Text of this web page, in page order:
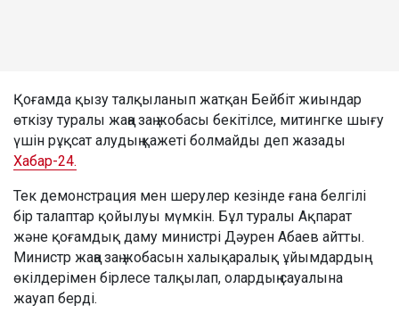
Қоғамда қызу талқыланып жатқан Бейбіт жиындар
өткізу туралы жаңа заң жобасы бекітілсе, митингке шығу
үшін рұқсат алудың қажеті болмайды деп жазады
Хабар-24.
Тек демонстрация мен шерулер кезінде ғана белгілі
бір талаптар қойылуы мүмкін. Бұл туралы Ақпарат
және қоғамдық даму министрі Дәурен Абаев айтты.
Министр жаңа заң жобасын халықаралық ұйымдардың
өкілдерімен бірлесе талқылап, олардың сауалына
жауап берді.